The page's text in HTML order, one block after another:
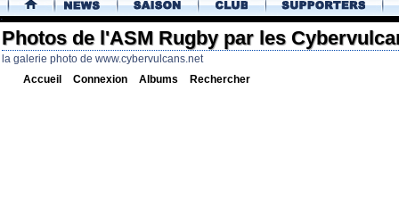
.
Photos de l'ASM Rugby par les
la galerie photo de www.cybervulcans.net
Accueil Connexion Albums Rechercher